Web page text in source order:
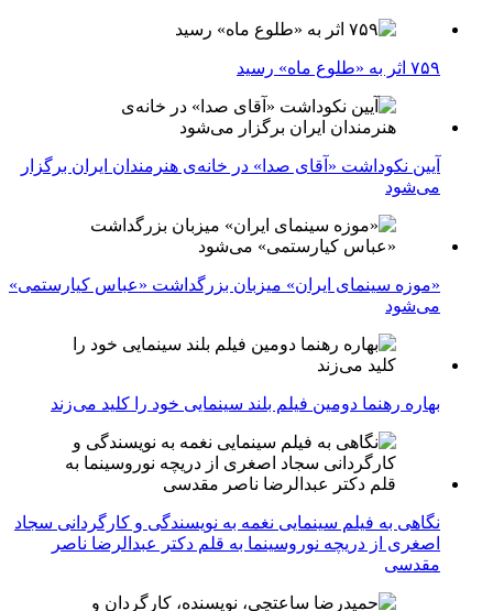
۷۵۹ اثر به «طلوع ماه» رسید
آیین نکوداشت «آقای صدا» در خانه‌ی هنرمندان ایران برگزار
می‌شود
«موزه سینمای ایران» میزبان بزرگداشت «عباس کیارستمی»
می‌شود
بهاره رهنما دومین فیلم بلند سینمایی خود را کلید می‌زند
نگاهی به فیلم سینمایی نغمه به نویسندگی و کارگردانی سجاد
اصغری از دریچه نوروسینما به قلم دکتر عبدالرضا ناصر
مقدسی